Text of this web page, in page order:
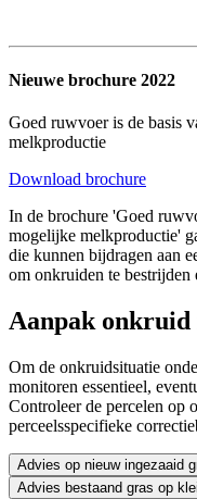
Nieuwe brochure 2022
Goed ruwvoer is de basis
melkproductie
Download brochure
In de brochure 'Goed
mogelijke melkproductie'
die kunnen bijdragen aan
om onkruiden te
Aanpak onkruid
Om de onkruidsituatie
monitoren essentieel,
Controleer de percelen op
perceelsspecifieke
Advies op nieuw ingezaaid
Advies bestaand gras op